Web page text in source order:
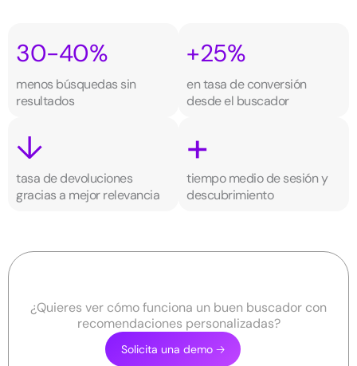
30-40%
menos búsquedas sin
resultados
+25%
en tasa de conversión
desde el buscador
↓
tasa de devoluciones
gracias a mejor relevancia
+
tiempo medio de sesión y
descubrimiento
¿Quieres ver cómo funciona un buen buscador con
recomendaciones personalizadas?
Solicita una demo 🡢